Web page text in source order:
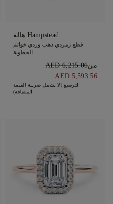
Hampstead هالة
قطع زمردي ذهب وردي خواتم
الخطوبة
منAED 6,215.06
AED 5,593.56
الترصيع (لا يشمل ضريبة القيمة
المضافة)